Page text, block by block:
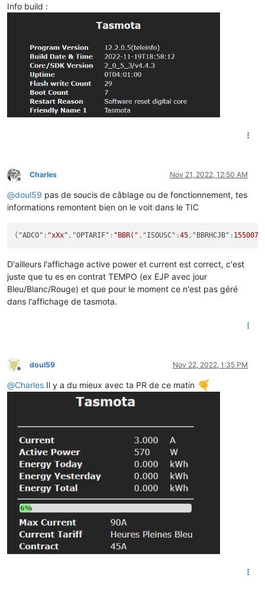
Info build :
Offline
Charles Nov 21, 2022, 12:50 AM
@doul59 pas de soucis de câblage ou de fonctionnement, tes
informations remontent bien on le voit dans le TIC
{ "ADCO" : "xXx" , "OPTARIF" : "BBR(" , "ISOUSC" :45, "BBRHCJB" :
D'ailleurs l'affichage active power et current est correct, c'est
juste que tu es en contrat TEMPO (ex EJP avec jour
Bleu/Blanc/Rouge) et que pour le moment ce n'est pas géré
dans l'affichage de tasmota.
Offline
doul59 Nov 22, 2022, 1:35 PM
@Charles Il y a du mieux avec ta PR de ce matin